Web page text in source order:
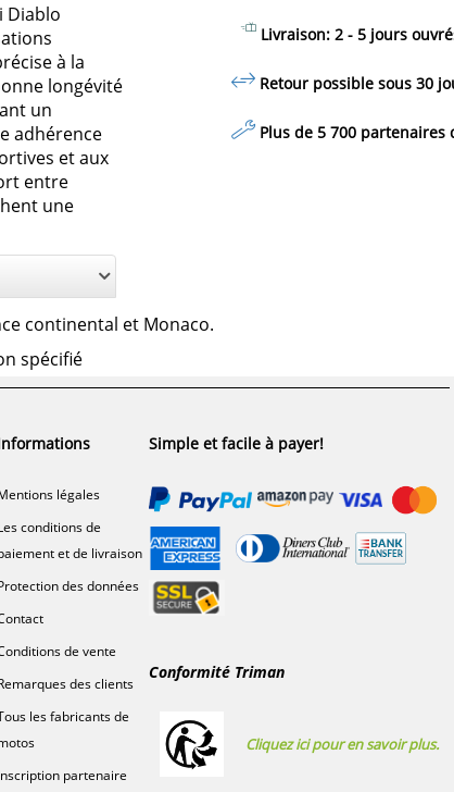
Diablo
à la
longévité
un
adhérence
et aux
entre
une
Livraison: 2 - 5 jours
Retour possible sous 30
Plus de 5 700 partenaires
continental et Monaco.
spécifié
légales
conditions de
et de livraison
des données
de vente
des clients
les fabricants de
partenaire
Simple et facile à payer!
Conformité Triman
Cliquez ici pour en savoir plus.